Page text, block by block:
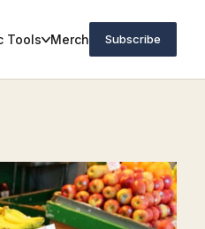
Tools Merch Subscribe